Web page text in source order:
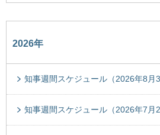
2026年
知事週間スケジュール（2026年8月
知事週間スケジュール（2026年7月